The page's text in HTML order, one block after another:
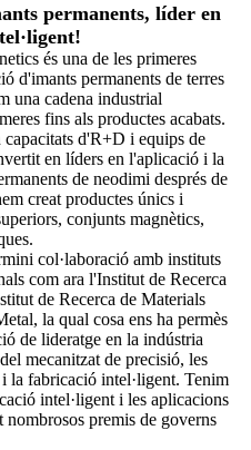
permanents, líder en
és una de les primeres
d'imants permanents de terres
una cadena industrial
fins als productes acabats.
d'R+D i equips de
en líders en l'aplicació i la
de neodimi després de
creat productes únics i
conjunts magnètics,
col·laboració amb instituts
com ara l'Institut de Recerca
de Recerca de Materials
la qual cosa ens ha permès
de lideratge en la indústria
mecanitzat de precisió, les
la fabricació intel·ligent. Tenim
intel·ligent i les aplicacions
premis de governs